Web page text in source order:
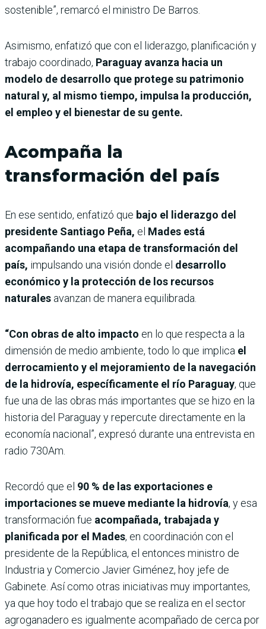
sostenible”, remarcó el ministro De Barros.
Asimismo, enfatizó que con el liderazgo, planificación y
trabajo coordinado, Paraguay avanza hacia un
modelo de desarrollo que protege su patrimonio
natural y, al mismo tiempo, impulsa la producción,
el empleo y el bienestar de su gente.
Acompaña la
transformación del país
En ese sentido, enfatizó que bajo el liderazgo del
presidente Santiago Peña, el Mades está
acompañando una etapa de transformación del
país, impulsando una visión donde el desarrollo
económico y la protección de los recursos
naturales avanzan de manera equilibrada.
“Con obras de alto impacto en lo que respecta a la
dimensión de medio ambiente, todo lo que implica el
derrocamiento y el mejoramiento de la navegación
de la hidrovía, específicamente el río Paraguay, que
fue una de las obras más importantes que se hizo en la
historia del Paraguay y repercute directamente en la
economía nacional”, expresó durante una entrevista en
radio 730Am.
Recordó que el 90 % de las exportaciones e
importaciones se mueve mediante la hidrovía, y esa
transformación fue acompañada, trabajada y
planificada por el Mades, en coordinación con el
presidente de la República, el entonces ministro de
Industria y Comercio Javier Giménez, hoy jefe de
Gabinete. Así como otras iniciativas muy importantes,
ya que hoy todo el trabajo que se realiza en el sector
agroganadero es igualmente acompañado de cerca por